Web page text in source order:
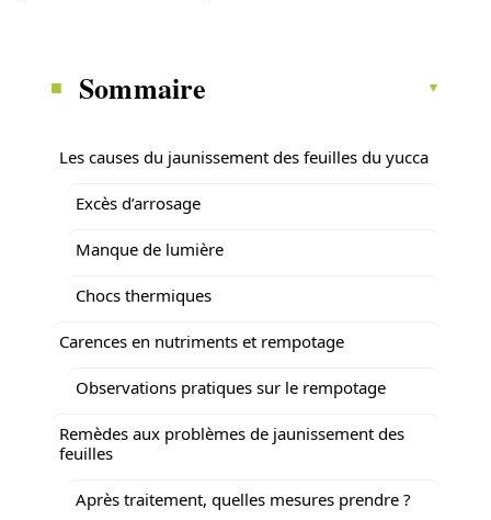
Sommaire
Les causes du jaunissement des feuilles du yucca
Excès d’arrosage
Manque de lumière
Chocs thermiques
Carences en nutriments et rempotage
Observations pratiques sur le rempotage
Remèdes aux problèmes de jaunissement des
feuilles
Après traitement, quelles mesures prendre ?